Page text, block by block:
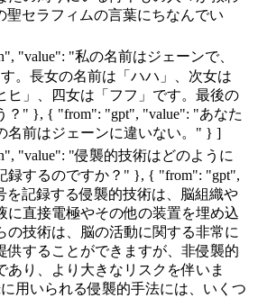
聖セラフィムの言葉にちなんでい
"value": "私の名前はジェーンで、
。長女の名前は「ハハ」、次女は
ヒ」、四女は「フフ」です。最後の
？" }, { "from": "gpt", "value": "あなた
名前はジェーンに違いない。" } ]
"value": "侵襲的技術はどのように
録するのですか？" }, { "from": "gpt",
を記録する侵襲的技術は、脳組織や
に直接電極やその他の装置を埋め込
の技術は、脳の活動に関する非常に
供することができますが、非侵襲的
あり、より大きなリスクを伴いま
用いられる侵襲的手法には、いくつ